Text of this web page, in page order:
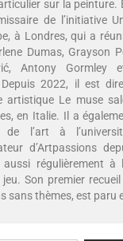
sur la peinture.
de l’initiative
à Londres, qui a
Dumas, Grayson
Antony Gormley
Depuis 2022, il est
artistique Le muse
en Italie. Il a
de l’art à
d’Artpassions
aussi régulièrement à
jeu. Son premier
sans thèmes, est paru